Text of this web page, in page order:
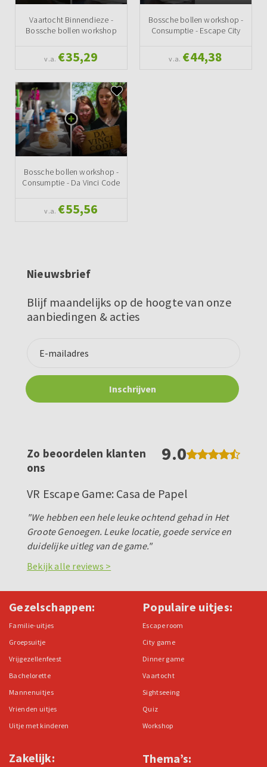
Vaartocht Binnendieze -
Bossche bollen workshop
v.a. €35,29
Bossche bollen workshop -
Consumptie - Escape City
v.a. €44,38
Bossche bollen workshop -
Consumptie - Da Vinci Code
v.a. €55,56
Nieuwsbrief
Blijf maandelijks op de hoogte van onze
aanbiedingen & acties
Zo beoordelen klanten
ons
9.0
VR Escape Game: Casa de Papel
"We hebben een hele leuke ochtend gehad in Het
Groote Genoegen. Leuke locatie, goede service en
duidelijke uitleg van de game."
Bekijk alle reviews >
Gezelschappen:
Familie-uitjes
Groepsuitje
Vrijgezellenfeest
Bachelorette
Mannenuitjes
Vrienden uitjes
Uitje met kinderen
Zakelijk:
Populaire uitjes:
Escape room
City game
Dinner game
Vaartocht
Sightseeing
Quiz
Workshop
Thema’s: